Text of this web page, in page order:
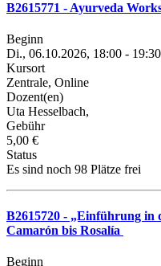
B2615771 - Ayurveda
Beginn
Di., 06.10.2026, 18:00 -
Kursort
Zentrale, Online
Dozent(en)
Uta Hesselbach,
Gebühr
5,00 €
Status
Es sind noch 98 Plätze frei
B2615720 - „Einführung in
Camarón bis Rosalía
Beginn